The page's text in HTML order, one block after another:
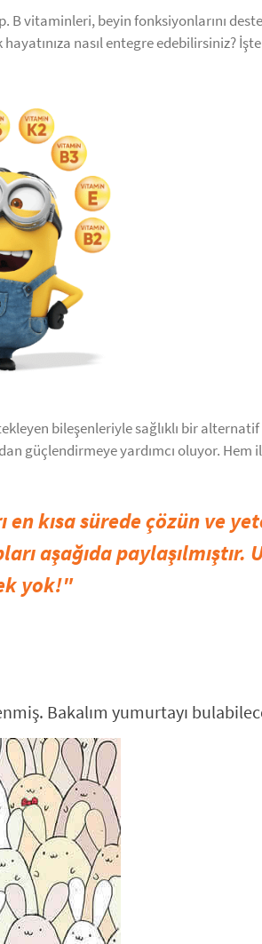
vitaminleri, beyin fonksiyonlarını
nasıl entegre edebilirsiniz?
bileşenleriyle sağlıklı bir
güçlendirmeye yardımcı oluyor. Hem
kısa sürede çözün ve
aşağıda paylaşılmıştır.
yok!"
Bakalım yumurtayı